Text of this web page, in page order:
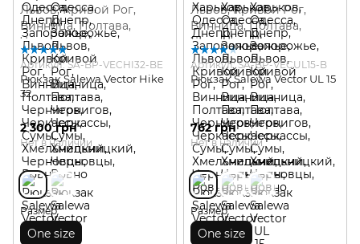
Артикул: SA-BP-VECHI32-BE
Рюкзак Salewa Vector Hike
32
2 300 грн
Нет в наличии
Размер
One size
Артикул: SA-BP-VECUL15-B
Рюкзак Salewa Vector UL 15
762 грн
Нет в наличии
Размер
One size